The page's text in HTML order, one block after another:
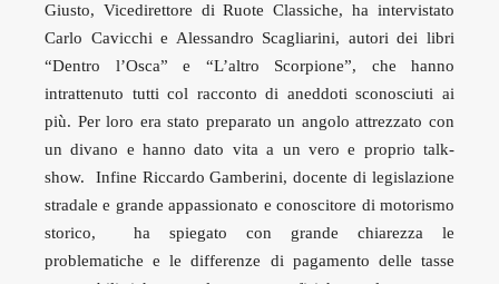
Giusto, Vicedirettore di Ruote Classiche, ha intervistato
Carlo Cavicchi e Alessandro Scagliarini, autori dei libri
“Dentro l’Osca” e “L’altro Scorpione”, che hanno
intrattenuto tutti col racconto di aneddoti sconosciuti ai
più. Per loro era stato preparato un angolo attrezzato con
un divano e hanno dato vita a un vero e proprio talk-
show. Infine Riccardo Gamberini, docente di legislazione
stradale e grande appassionato e conoscitore di motorismo
storico, ha spiegato con grande chiarezza le
problematiche e le differenze di pagamento delle tasse